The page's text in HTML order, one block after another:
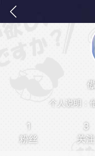
个人说明：
1
粉丝
3
关注